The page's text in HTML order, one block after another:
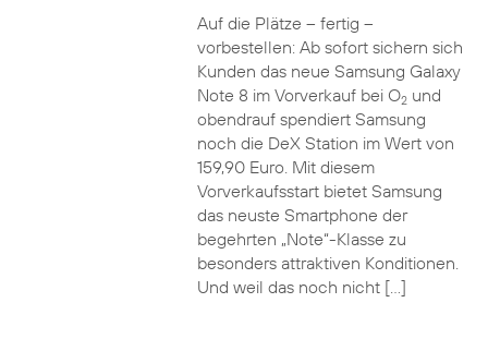
Auf die Plätze – fertig –
vorbestellen: Ab sofort sichern sich
Kunden das neue Samsung Galaxy
Note 8 im Vorverkauf bei O2und
obendrauf spendiert Samsung
noch die DeX Station im Wert von
159,90 Euro. Mit diesem
Vorverkaufsstart bietet Samsung
das neuste Smartphone der
begehrten „Note“-Klasse zu
besonders attraktiven Konditionen.
Und weil das noch nicht […]